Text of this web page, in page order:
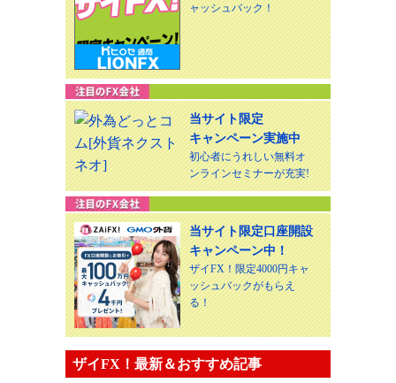
ャッシュバック！
当サイト限定
キャンペーン実施中
初心者にうれしい無料オ
ンラインセミナーが充実!
当サイト限定口座開設
キャンペーン中！
ザイFX！限定4000円キャ
ッシュバックがもらえ
る！
ザイFX！最新＆おすすめ記事